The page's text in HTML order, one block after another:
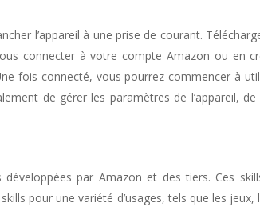
l’appareil à une prise de courant.
connecter à votre compte Amazon ou en
fois connecté, vous pourrez commencer à
de gérer les paramètres de l’appareil,
par Amazon et des tiers. Ces
pour une variété d’usages, tels que les